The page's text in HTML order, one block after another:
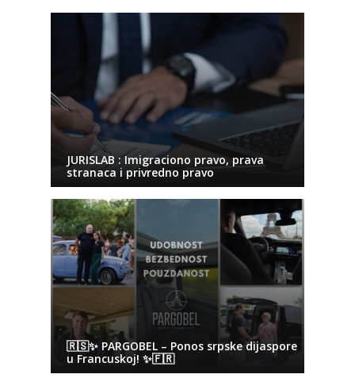
JURISLAB : Imigraciono pravo, prava
stranaca i privredno pravo
🇷🇸✨ PARGOBEL – Ponos srpske dijaspore
u Francuskoj! ✨🇫🇷